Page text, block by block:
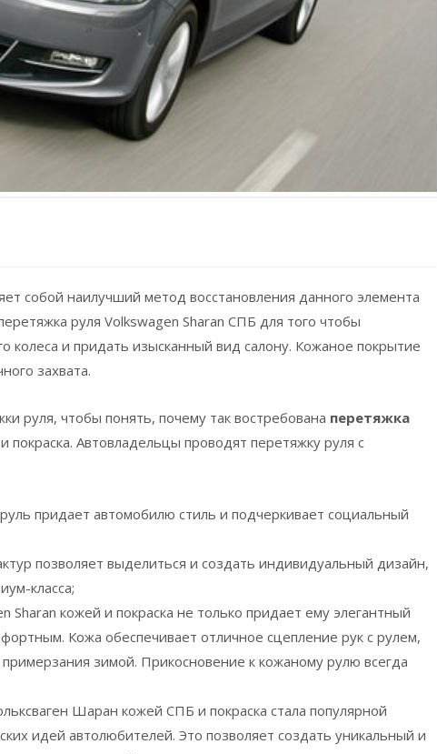
собой наилучший метод восстановления данного элемента
руля Volkswagen Sharan СПБ для того чтобы
колеса и придать изысканный вид салону. Кожаное покрытие
захвата.
руля, чтобы понять, почему так востребована перетяжка
покраска. Автовладельцы проводят перетяжку руля с
придает автомобилю стиль и подчеркивает социальный
позволяет выделиться и создать индивидуальный дизайн,
класса;
кожей и покраска не только придает ему элегантный
Кожа обеспечивает отличное сцепление рук с рулем,
зимой. Прикосновение к кожаному рулю всегда
Шаран кожей СПБ и покраска стала популярной
идей автолюбителей. Это позволяет создать уникальный и